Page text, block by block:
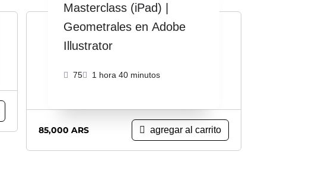
Masterclass (iPad) |
Geometrales en Adobe
Illustrator
75 1 hora 40 minutos
85,000ARS agregar al carrito